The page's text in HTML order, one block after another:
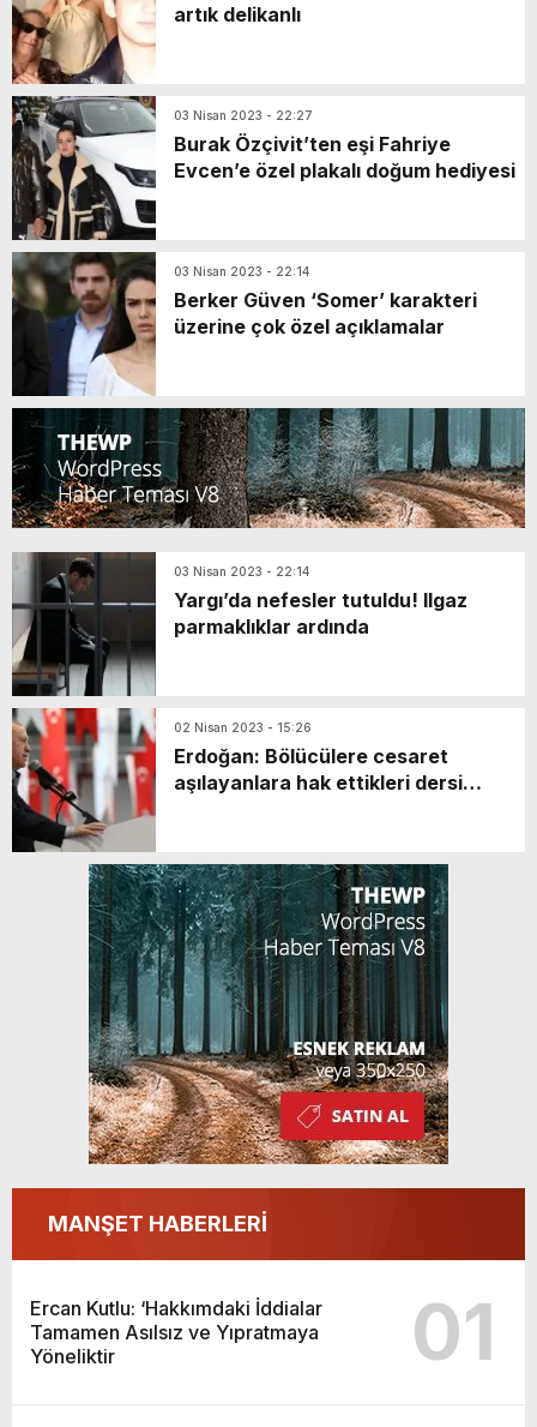
artık delikanlı
03 Nisan 2023 - 22:27
Burak Özçivit’ten eşi Fahriye
Evcen’e özel plakalı doğum hediyesi
03 Nisan 2023 - 22:14
Berker Güven ‘Somer’ karakteri
üzerine çok özel açıklamalar
03 Nisan 2023 - 22:14
Yargı’da nefesler tutuldu! Ilgaz
parmaklıklar ardında
02 Nisan 2023 - 15:26
Erdoğan: Bölücülere cesaret
aşılayanlara hak ettikleri dersi
MANŞET HABERLERİ
Ercan Kutlu: ‘Hakkımdaki İddialar
Tamamen Asılsız ve Yıpratmaya
Yöneliktir
01